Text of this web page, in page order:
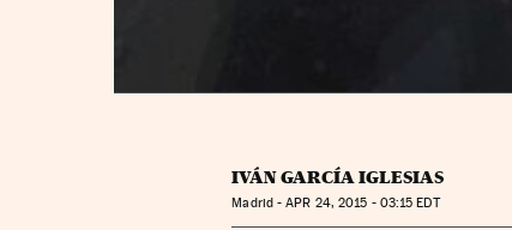
IVÁN GARCÍA IGLESIAS
Madrid -APR 24, 2015 - 03:15 EDT